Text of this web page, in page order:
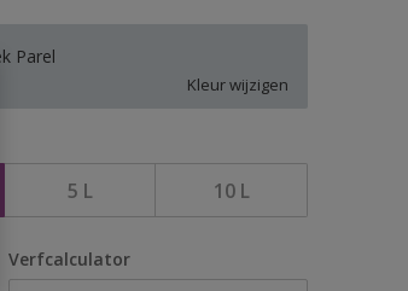
Parel
Kleur wijzigen
5 L 10 L
Verfcalculator